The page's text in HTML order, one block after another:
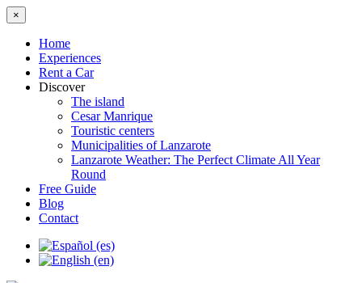
×
Home
Experiences
Rent a Car
Discover
The island
Cesar Manrique
Touristic centers
Municipalities of Lanzarote
Lanzarote Weather: The Perfect Climate All Year
Round
Free Guide
Blog
Contact